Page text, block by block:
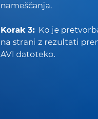
nameščanja.
Korak 3: Ko je
na strani z rezultati
AVI datoteko.